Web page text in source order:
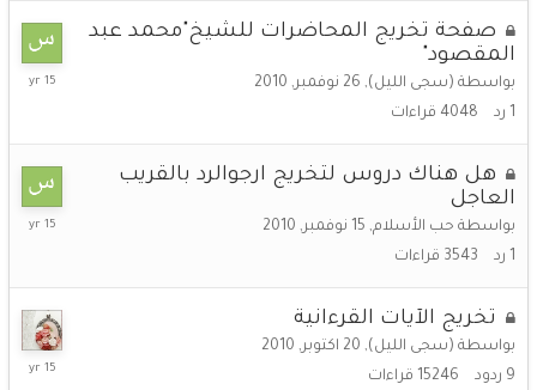
صفحة تخريج المحاضرات للشيخ"محمد عبد
المقصود"
بواسطة (سجى الليل), 26 نوفمبر, 2010
1 رد 4048 قراءات
26
هل هناك دروس لتخريج ارجوالرد بالقريب
العاجل
بواسطة حب الأسلام, 15 نوفمبر, 2010
1 رد 3543 قراءات
16
تخريج الآيات القرءانية
بواسطة (سجى الليل), 20 اكتوبر, 2010
9 ردود 15246 قراءات
20